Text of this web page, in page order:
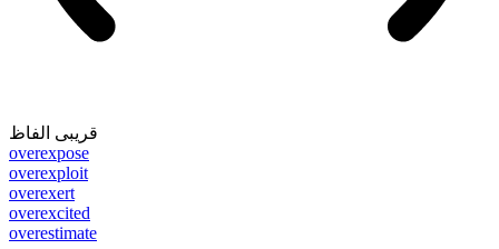
قریبی الفاظ
overexpose
overexploit
overexert
overexcited
overestimate